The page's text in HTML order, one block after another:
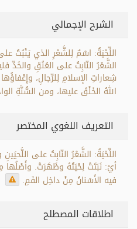
الشرح الإجمالي
اللِّحْيَةُ: اسْمٌ لِلشَّعْرِ الذي يَنْبُتُ
الشَّعْرُ النّابِتُ على العُنُقِ والخَدِّ
شِعاراتِ الإسلامِ لِلرِّجالِ،
اللهُ الخَلْقَ عليها، ومن السُّنَّةِ
التعريف اللغوي المختصر
اللِّحْيَةُ: الشَّعْرُ النّابِتُ على
أيْ: نَبَتَتْ لِحْيَتُهُ وظَهَرَتْ.
فيه الأَسْنانُ مِنْ داخِل الفَمِ.
اطلاقات المصطلح